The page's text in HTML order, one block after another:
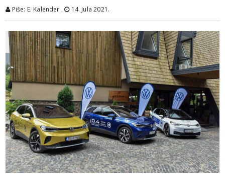
Piše: E. Kalender , 14. Jula 2021.